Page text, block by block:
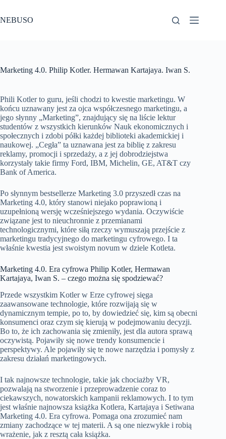
treści
NEBUSO
Marketing 4.0. Philip Kotler. Hermawan Kartajaya. Iwan S.
Phili Kotler to guru, jeśli chodzi to kwestie marketingu. W
końcu uznawany jest za ojca współczesnego marketingu, a
jego słynny „Marketing”, znajdujący się na liście lektur
studentów z wszystkich kierunków Nauk ekonomicznych i
społecznych i zdobi półki każdej biblioteki akademickiej i
naukowej. „Cegła” ta uznawana jest za biblię z zakresu
reklamy, promocji i sprzedaży, a z jej dobrodziejstwa
korzystały takie firmy Ford, IBM, Michelin, GE, AT&T czy
Bank of America.
Po słynnym bestsellerze Marketing 3.0 przyszedł czas na
Marketing 4.0, który stanowi niejako poprawioną i
uzupełnioną wersję wcześniejszego wydania. Oczywiście
związane jest to nieuchronnie z przemianami
technologicznymi, które siłą rzeczy wymuszają przejście z
marketingu tradycyjnego do marketingu cyfrowego. I ta
właśnie kwestia jest swoistym novum w dziele Kotleta.
Marketing 4.0. Era cyfrowa Philip Kotler, Hermawan
Kartajaya, Iwan S. – czego można się spodziewać?
Przede wszystkim Kotler w Erze cyfrowej sięga
zaawansowane technologie, które rozwijają się w
dynamicznym tempie, po to, by dowiedzieć się, kim są obecni
konsumenci oraz czym się kierują w podejmowaniu decyzji.
Bo to, że ich zachowania się zmieniły, jest dla autora sprawą
oczywistą. Pojawiły się nowe trendy konsumencie i
perspektywy. Ale pojawiły się te nowe narzędzia i pomysły z
zakresu działań marketingowych.
I tak najnowsze technologie, takie jak chociażby VR,
pozwalają na stworzenie i przeprowadzenie coraz to
ciekawszych, nowatorskich kampanii reklamowych. I to tym
jest właśnie najnowsza książka Kotlera, Kartajaya i Setiwana
Marketing 4.0. Era cyfrowa. Pomaga ona zrozumieć nam
zmiany zachodzące w tej materii. A są one niezwykłe i robią
wrażenie, jak z resztą cała książka.